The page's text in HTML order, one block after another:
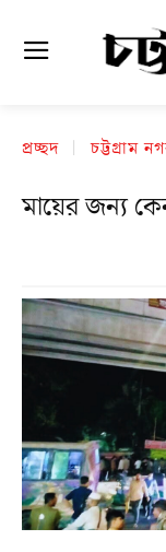
প্রচ্ছদ চট্টগ্রাম
মায়ের জন্য